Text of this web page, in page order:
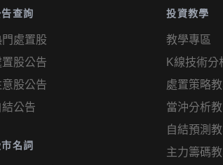
查詢
門處置股
置股公告
意股公告
結公告
名詞
投資教學
教學專區
K線技術分
處置策略
當沖分析
自結預測
主力籌碼